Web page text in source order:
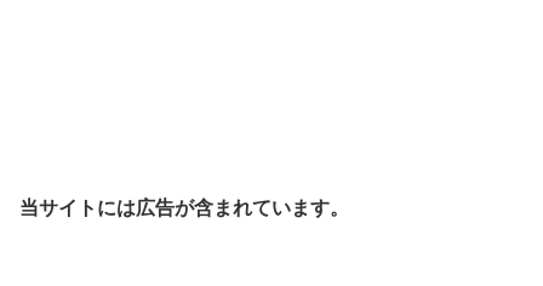
当サイトには広告が含まれています。